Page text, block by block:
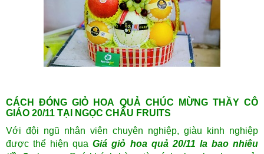
CÁCH ĐÓNG GIỎ HOA QUẢ CHÚC MỪNG THẦY CÔ
GIÁO 20/11 TẠI NGỌC CHÂU FRUITS
Với đội ngũ nhân viên chuyên nghiệp, giàu kinh nghiệp
được thể hiện quaGiá giỏ hoa quả 20/11 la bao nhiêu